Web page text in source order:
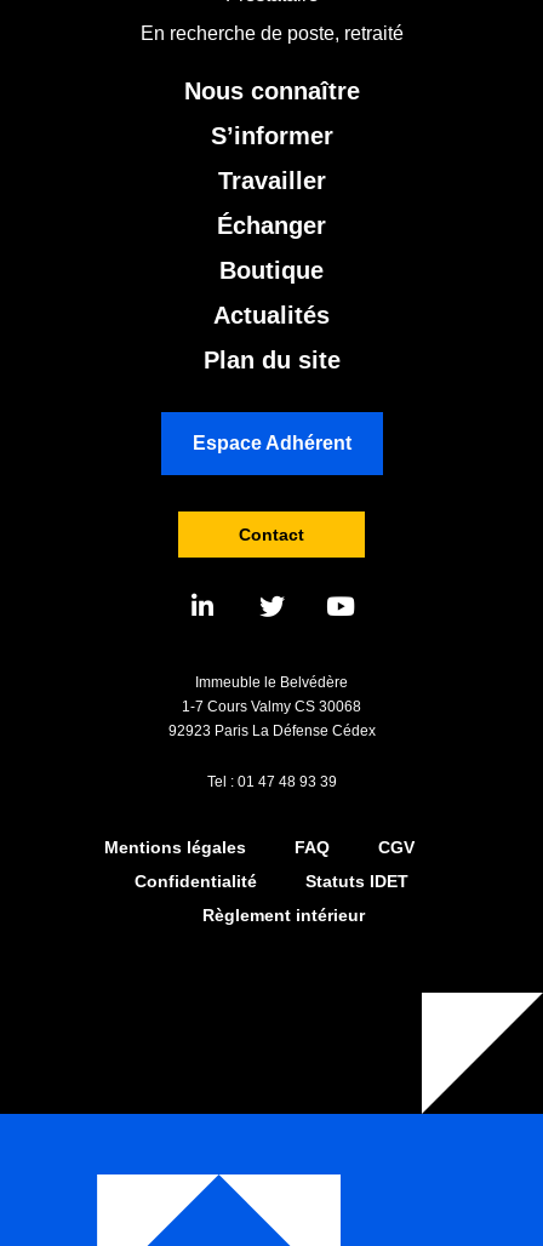
En recherche de poste, retraité
Nous connaître
S’informer
Travailler
Échanger
Boutique
Actualités
Plan du site
Espace Adhérent
Contact
Immeuble le Belvédère
1-7 Cours Valmy CS 30068
92923 Paris La Défense Cédex
Tel : 01 47 48 93 39
Mentions légales FAQ
CGV
Confidentialité
Statuts IDET
Règlement intérieur